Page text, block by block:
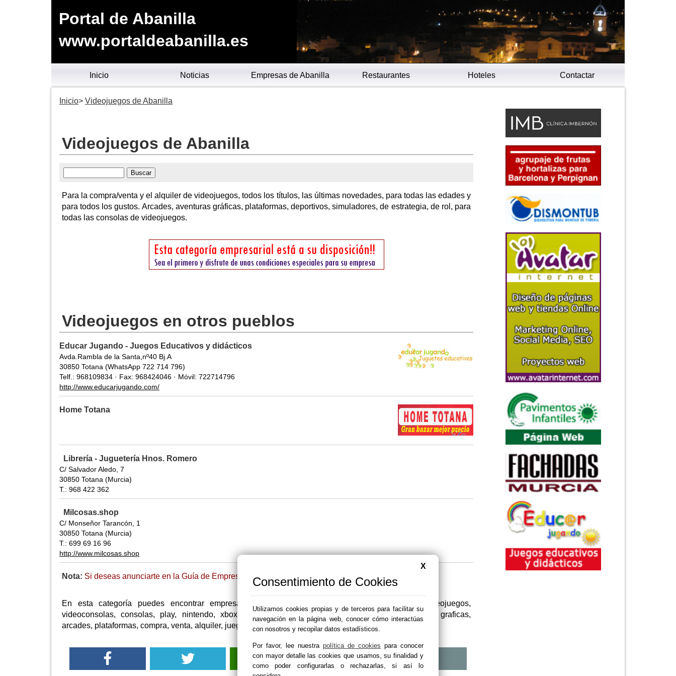
Portal de Abanilla
www.portaldeabanilla.es
Inicio Noticias Empresas de Abanilla Restaurantes Hoteles Contactar
Inicio Videojuegos de Abanilla
Videojuegos de Abanilla
Para la compra/venta y el alquiler de videojuegos, todos los títulos, las últimas novedades, para todas las edades y
para todos los gustos. Arcades, aventuras gráficas, plataformas, deportivos, simuladores, de estrategia, de rol, para
todas las consolas de videojuegos.
Videojuegos en otros pueblos
Educar Jugando - Juegos Educativos y didácticos
Avda.Rambla de la Santa,nº40 Bj.A
30850 Totana (WhatsApp 722 714 796)
Telf.: 968109834 · Fax: 968424046 · Móvil: 722714796
http://www.educarjugando.com/
Home Totana
Librería - Juguetería Hnos. Romero
C/ Salvador Aledo, 7
30850 Totana (Murcia)
T.: 968 422 362
Milcosas.shop
C/ Monseñor Tarancón, 1
30850 Totana (Murcia)
T.: 699 69 16 96
http://www.milcosas.shop
Nota: Si deseas anunciarte en la Guía de Empresas de Abanilla, visita Murcia.com/publicidad
En esta categoría puedes encontrar empresas relacionadas con Videojuegos de Abanilla; videojuegos,
videoconsolas, consolas, play, nintendo, xbox, simuladores, deportivos, estrategia, rol, aventuras, graficas,
arcades, plataformas, compra, venta, alquiler, juegos, jugar, adiccion, entretenimiento, etc.
X
Consentimiento de Cookies
Utilizamos cookies propias y de terceros para facilitar su
navegación en la página web, conocer cómo interactúas
con nosotros y recopilar datos estadísticos.
Por favor, lee nuestra política de cookies para conocer
con mayor detalle las cookies que usamos, su finalidad y
como poder configurarlas o rechazarlas, si así lo